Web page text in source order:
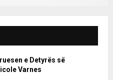
e Detyrës së
Varnes